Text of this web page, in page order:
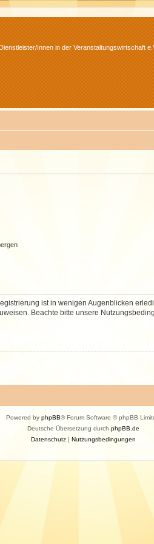
Innen in der Veranstaltungswirtschaft
ist in wenigen Augenblicken
Beachte bitte unsere
Powered by phpBB® Forum Software © phpBB
Deutsche Übersetzung durch phpBB.de
Datenschutz| Nutzungsbedingungen